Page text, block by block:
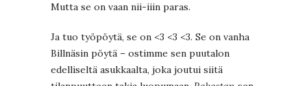
Mutta se on vaan nii-iiin paras.
Ja tuo työpöytä, se on <3 <3 <3. Se on vanha
Billnäsin pöytä – ostimme sen puutalon
edelliseltä asukkaalta, joka joutui siitä